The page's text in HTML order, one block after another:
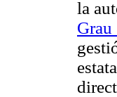
la
Grau